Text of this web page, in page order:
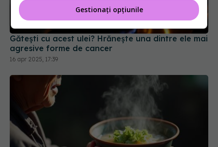
Gătești cu acest ulei? Hrănește una dintre ele mai
agresive forme de cancer
16 apr 2025, 17:39
Gestionați opțiunile